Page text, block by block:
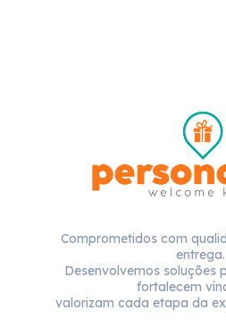
Comprometidos com
entrega.
Desenvolvemos soluções
fortalecem
valorizam cada etapa da